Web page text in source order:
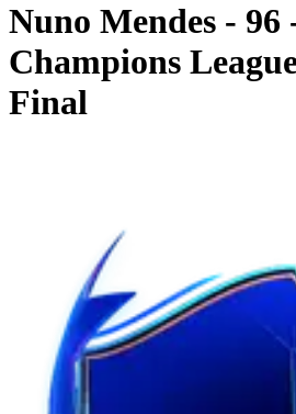
Nuno Mendes - 96
Champions
Final